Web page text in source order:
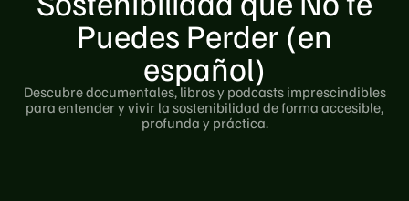
Puedes Perder (en
español)
Descubre documentales, libros y podcasts imprescindibles
para entender y vivir la sostenibilidad de forma accesible,
profunda y práctica.